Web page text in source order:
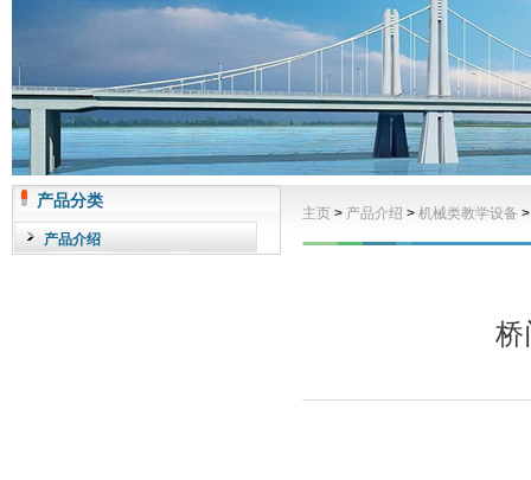
产品分类
产品介绍
主页 > 产品介绍 > 机械类教学设备
桥